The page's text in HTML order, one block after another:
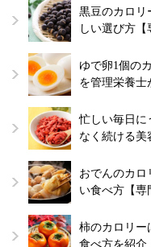
黒豆のカロリ
しい選び方【
ゆで卵1個の
を管理栄養士
忙しい毎日に
なく続ける美
おでんのカロ
い食べ方【専
柿のカロリー
食べ方を紹介